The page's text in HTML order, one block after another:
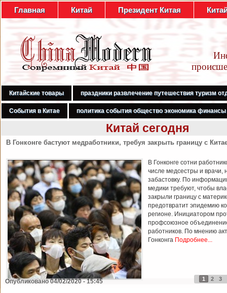
Главная Китай Президент Китая
Китайские товары праздники развлечение путешествия туризм
События в Китае политика события общество экономика финансы
Китай сегодня
В Гонконге бастуют медработники, требуя закрыть границу с
В Гонконге сотни
числе медсестры и врачи,
забастовку. По
медики требуют, чтобы
закрыли границу с
предотвратит эпидемию
регионе. Инициатором
профсоюзное
работников. По мнению
Гонконга Подробнее...
Опубликовано 04/02/2020 - 15:45 1 2 3